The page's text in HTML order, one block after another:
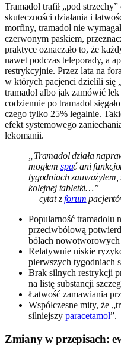
Tramadol trafił „pod
skuteczności działania i
morfiny, tramadol nie
czerwonym paskiem,
praktyce oznaczało to, że
nawet podczas teleporady, a
restrykcyjnie. Przez lata na
w których pacjenci dzielili się
tramadol albo jak zamówić
codziennie po tramadol
czego tylko 25% legalnie.
efekt systemowego
lekomanii.
„Tramadol działa
mogłem spać ani
tygodniach
kolejnej tabletki…”
— cytat zforum
Popularność tramadolu
przeciwbólową
bólach
Relatywnie niskie
pierwszych tygodniach
Brak silnych restrykcji
na listę substancji
Łatwość zamawiania
Współczesne mity, że
silniejszy paracetamol”.
Zmiany w przepisach: